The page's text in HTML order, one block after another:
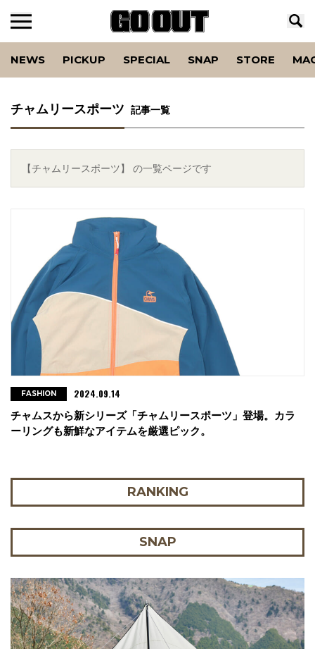
NEWS PICKUP SPECIAL SNAP STORE
チャムリースポーツ 記事一覧
【チャムリースポーツ】 の一覧ページです
チャムスから新シリーズ「チャムリースポーツ」登場。カラ
ーリングも新鮮なアイテムを厳選ピック。
FASHION 2024.09.14
RANKING
SNAP